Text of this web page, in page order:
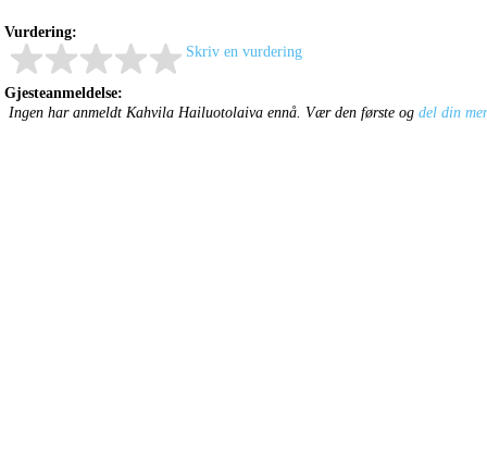
Vurdering:
Skriv en vurdering
Gjesteanmeldelse:
Ingen har anmeldt Kahvila Hailuotolaiva ennå. Vær den første og del din